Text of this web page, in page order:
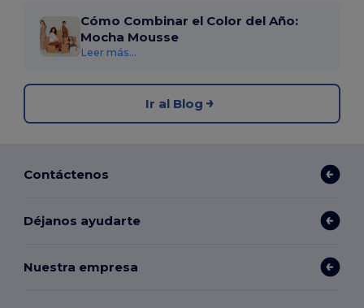
Cómo Combinar el Color del Año:
Mocha Mousse
Leer más...
Ir al Blog
Contáctenos
Déjanos ayudarte
Nuestra empresa